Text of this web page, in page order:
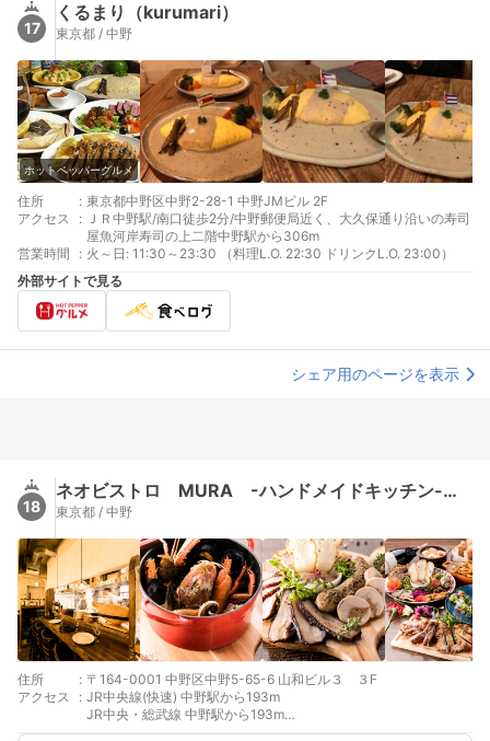
17
くるまり（kurumari）
東京都 / 中野
ホットペッパーグルメ
住所 : 東京都中野区中野2-28-1 中野JMビル 2F
アクセス
: ＪＲ中野駅/南口徒歩2分/中野郵便局近く、大久保通り沿いの寿司
屋魚河岸寿司の上二階中野駅から306m
営業時間
: 火～日: 11:30～23:30 （料理L.O. 22:30 ドリンクL.O. 23:00）
外部サイトで見る
シェア用のページを表示
18
ネオビストロ MURA -ハンドメイドキッチン- 中野店
東京都 / 中野
住所 : 〒164-0001 中野区中野5-65-6 山和ビル３ ３F
アクセス
: JR中央線(快速) 中野駅から193m
JR中央・総武線 中野駅から193m
東京メトロ東西線 中野駅から193m